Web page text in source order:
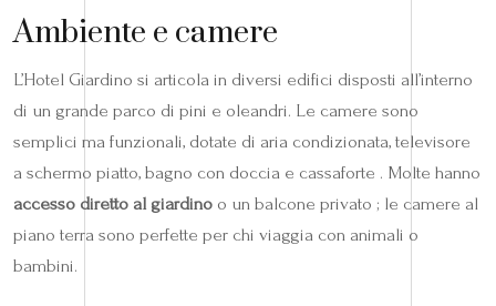
Ambiente e camere
L’Hotel Giardino si articola in diversi edifici disposti all’interno
di un grande parco di pini e oleandri. Le camere sono
semplici ma funzionali, dotate di aria condizionata, televisore
a schermo piatto, bagno con doccia e cassaforte . Molte hanno
accesso diretto al giardino o un balcone privato ; le camere al
piano terra sono perfette per chi viaggia con animali o
bambini.